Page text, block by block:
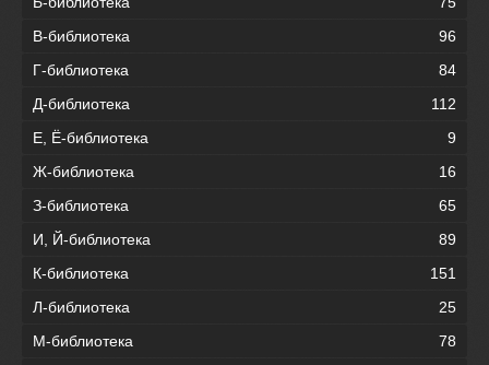
В-библиотека
96
Г-библиотека
84
Д-библиотека
112
Е, Ё-библиотека
9
Ж-библиотека
16
З-библиотека
65
И, Й-библиотека
89
К-библиотека
151
Л-библиотека
25
М-библиотека
78